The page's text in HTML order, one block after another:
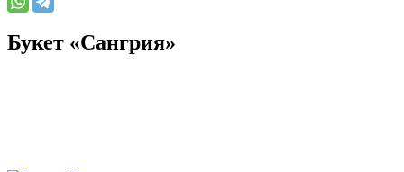
Букет «Сангрия»